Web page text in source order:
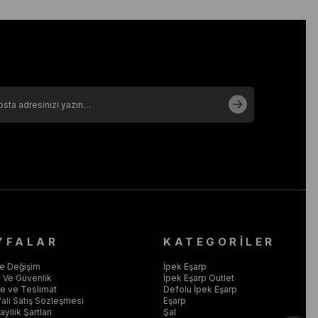
Değişim
Ve Güvenlik
ve Teslimat
Satış Sözleşmesi
Şartları
KATEGORİLER
İpek Eşarp
İpek Eşarp Outlet
Defolu İpek Eşarp
Eşarp
Şal